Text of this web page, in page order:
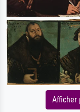
Afficher